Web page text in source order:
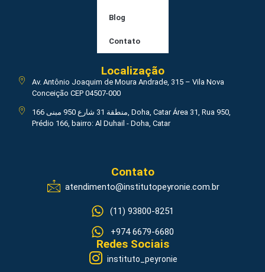
Blog
Contato
Localização
Av. Antônio Joaquim de Moura Andrade, 315 – Vila Nova
Conceição CEP 04507-000
منطقة 31 شارع 950 مبنى 166, Doha, Catar Área 31, Rua 950,
Prédio 166, bairro: Al Duhail - Doha, Catar
Contato
atendimento@institutopeyronie.com.br
(11) 93800-8251
+974 6679-6680
Redes Sociais
instituto_peyronie